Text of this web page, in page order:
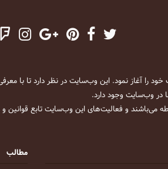
در وب‌سایت وجود دارد.
می‌باشند و فعالیت‌های این وب‌سایت تابع قوانین
مطالب